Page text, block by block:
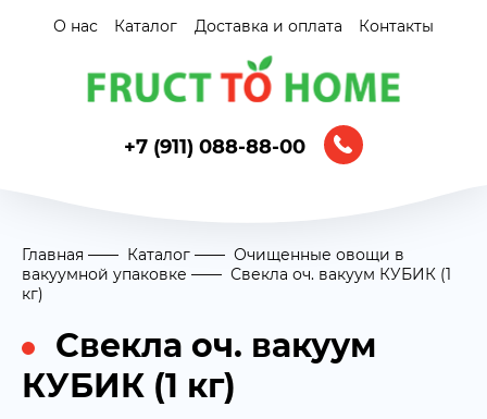
О нас Каталог Доставка и оплата Контакты
+7 (911) 088-88-00
Главная Каталог
Очищенные овощи в
вакуумной упаковке
Свекла оч. вакуум КУБИК (1
кг)
Свекла оч. вакуум
КУБИК (1 кг)